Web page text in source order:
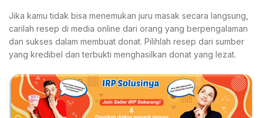
Jika kamu tidak bisa menemukan juru masak secara langsung,
carilah resep di media online dari orang yang berpengalaman
dan sukses dalam membuat donat. Pilihlah resep dari sumber
yang kredibel dan terbukti menghasilkan donat yang lezat.